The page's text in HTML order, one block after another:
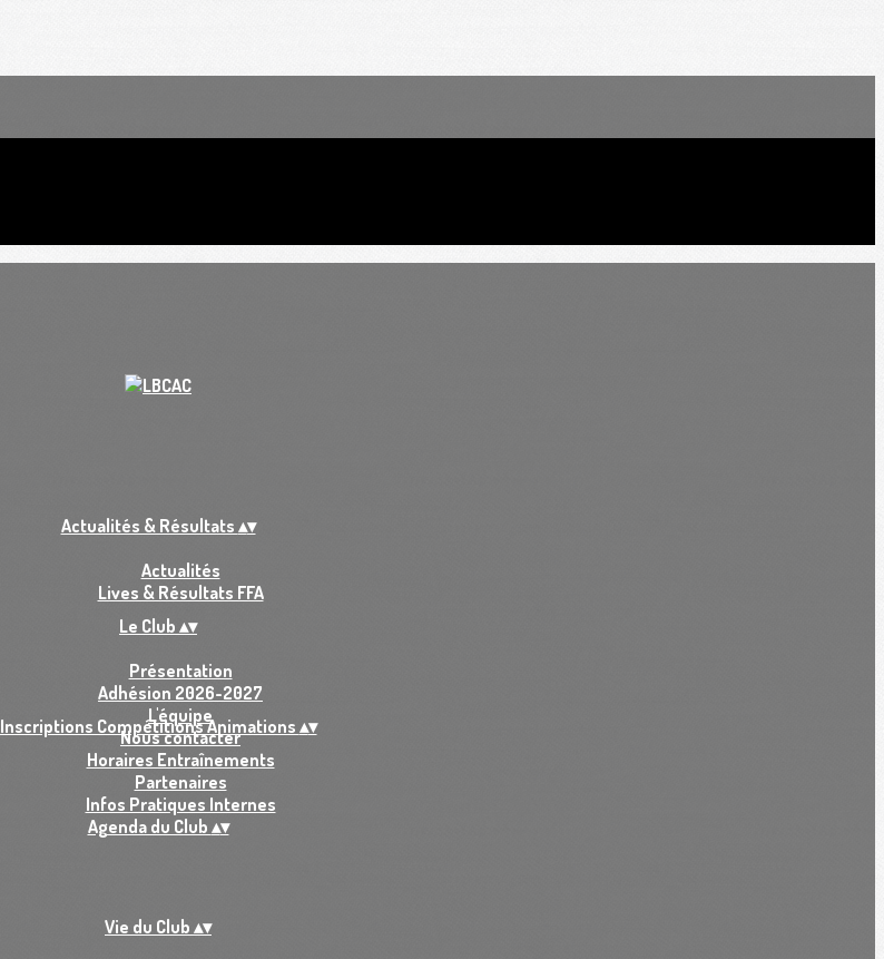
Actualités & Résultats ▴▾
Actualités
Lives & Résultats FFA
Le Club ▴▾
Présentation
Adhésion 2026-2027
L'équipe
Nous contacter
Horaires Entraînements
Partenaires
Infos Pratiques Internes
Inscriptions Compétitions Animations ▴▾
Agenda du Club ▴▾
Vie du Club ▴▾